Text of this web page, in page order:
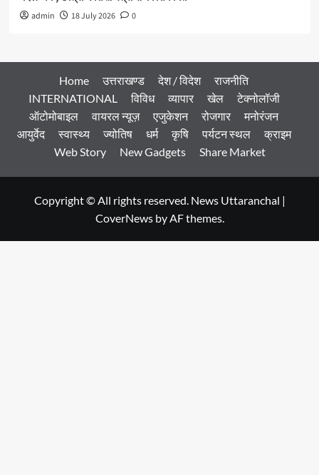
admin 18 July 2026 0
Home उत्तराखण्ड देश / विदेश
राजनीति
INTERNATIONAL
विविध व्यापार खेल
टेक्नोलॉजी
ऑटोमोबाइल
वायरल न्यूज़ एजुकेशन रोजगार
मनोरंजन
आयुर्वेद
स्वास्थ्य ज्योतिष धर्म कृषि पर्यटन स्थल
क्राइम
Web Story
New Gadgets Share Market
Copyright © All rights reserved. News Uttaranchal |
CoverNewsby AF themes.